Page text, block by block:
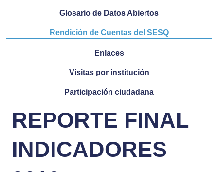
Glosario de Datos Abiertos
Rendición de Cuentas del SESQ
Enlaces
Visitas por institución
Participación ciudadana
REPORTE FINAL
INDICADORES